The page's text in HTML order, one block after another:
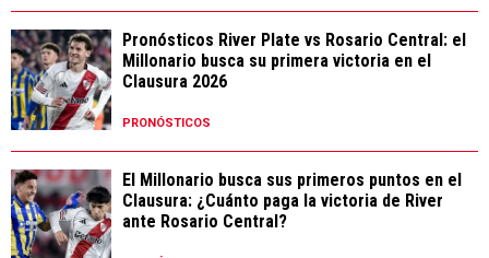
Pronósticos River Plate vs Rosario Central: el
Millonario busca su primera victoria en el
Clausura 2026
PRONÓSTICOS
El Millonario busca sus primeros puntos en el
Clausura: ¿Cuánto paga la victoria de River
ante Rosario Central?